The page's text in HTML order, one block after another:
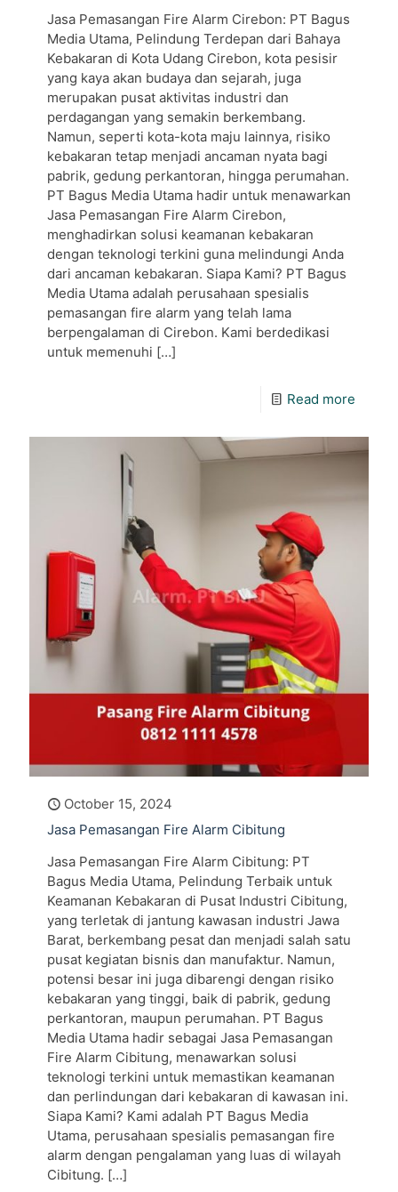
Jasa Pemasangan Fire Alarm Cirebon: PT Bagus
Media Utama, Pelindung Terdepan dari Bahaya
Kebakaran di Kota Udang Cirebon, kota pesisir
yang kaya akan budaya dan sejarah, juga
merupakan pusat aktivitas industri dan
perdagangan yang semakin berkembang.
Namun, seperti kota-kota maju lainnya, risiko
kebakaran tetap menjadi ancaman nyata bagi
pabrik, gedung perkantoran, hingga perumahan.
PT Bagus Media Utama hadir untuk menawarkan
Jasa Pemasangan Fire Alarm Cirebon,
menghadirkan solusi keamanan kebakaran
dengan teknologi terkini guna melindungi Anda
dari ancaman kebakaran. Siapa Kami? PT Bagus
Media Utama adalah perusahaan spesialis
pemasangan fire alarm yang telah lama
berpengalaman di Cirebon. Kami berdedikasi
untuk memenuhi […]
Read more
October 15, 2024
Jasa Pemasangan Fire Alarm Cibitung
Jasa Pemasangan Fire Alarm Cibitung: PT
Bagus Media Utama, Pelindung Terbaik untuk
Keamanan Kebakaran di Pusat Industri Cibitung,
yang terletak di jantung kawasan industri Jawa
Barat, berkembang pesat dan menjadi salah satu
pusat kegiatan bisnis dan manufaktur. Namun,
potensi besar ini juga dibarengi dengan risiko
kebakaran yang tinggi, baik di pabrik, gedung
perkantoran, maupun perumahan. PT Bagus
Media Utama hadir sebagai Jasa Pemasangan
Fire Alarm Cibitung, menawarkan solusi
teknologi terkini untuk memastikan keamanan
dan perlindungan dari kebakaran di kawasan ini.
Siapa Kami? Kami adalah PT Bagus Media
Utama, perusahaan spesialis pemasangan fire
alarm dengan pengalaman yang luas di wilayah
Cibitung. […]